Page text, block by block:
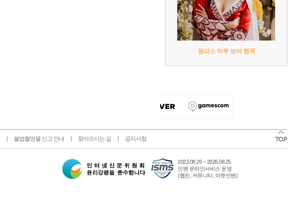
원피스 하루 보아 행콕
불법촬영물 신고 안내 찾아오시는 길 공지사항
터
2023.08.26 ~ 2026.08.25
인벤 온라인서비스 운영
(웹진, 커뮤니티, 마켓인벤)